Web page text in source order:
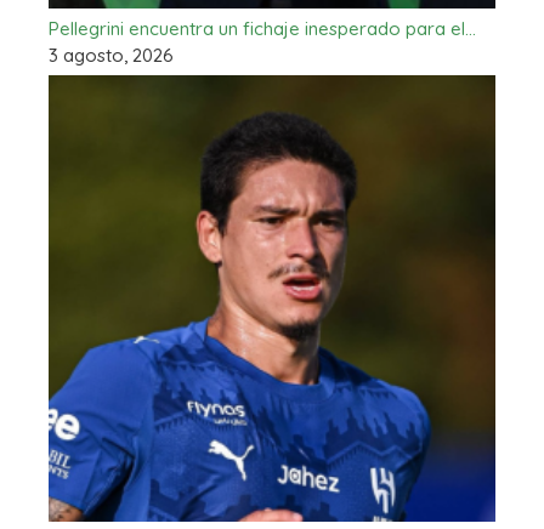
Pellegrini encuentra un fichaje inesperado para el…
3 agosto, 2026